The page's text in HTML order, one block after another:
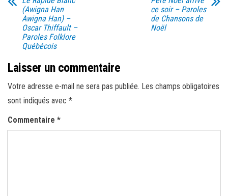
(Awigna Han
Awigna Han) –
Oscar Thiffault –
Paroles Folklore
Québécois
ce soir – Paroles
de Chansons de
Noël
Laisser un commentaire
Votre adresse e-mail ne sera pas publiée. Les champs obligatoires
sont indiqués avec *
Commentaire *